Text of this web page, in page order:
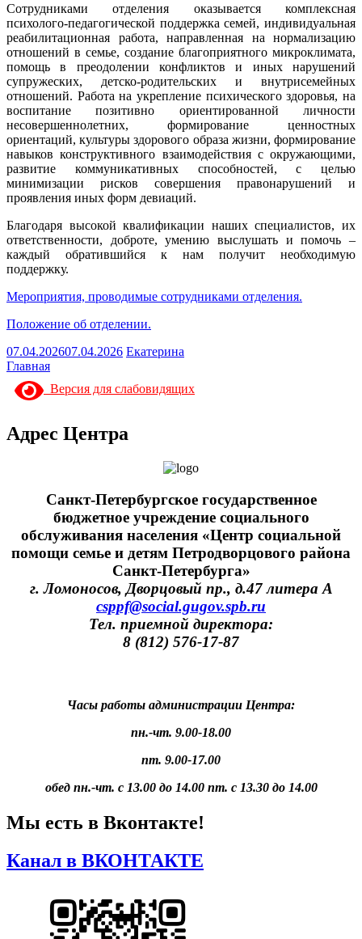
Сотрудниками отделения оказывается комплексная
психолого-педагогической поддержка семей, индивидуальная
реабилитационная работа, направленная на нормализацию
отношений в семье, создание благоприятного микроклимата,
помощь в преодолении конфликтов и иных нарушений
супружеских, детско-родительских и внутрисемейных
отношений. Работа на укрепление психического здоровья, на
воспитание позитивно ориентированной личности
несовершеннолетних, формирование ценностных
ориентаций, культуры здорового образа жизни, формирование
навыков конструктивного взаимодействия с окружающими,
развитие коммуникативных способностей, с целью
минимизации рисков совершения правонарушений и
проявления иных форм девиаций.
Благодаря высокой квалификации наших специалистов, их
ответственности, доброте, умению выслушать и помочь –
каждый обратившийся к нам получит необходимую
поддержку.
Мероприятия, проводимые сотрудниками отделения.
Положение об отделении.
07.04.202607.04.2026 Екатерина
Главная
Версия для слабовидящих
Адрес Центра
Санкт-Петербургское государственное
бюджетное учреждение социального
обслуживания населения «Центр социальной
помощи семье и детям Петродворцового района
Санкт-Петербурга»
г. Ломоносов, Дворцовый пр., д.47 литера А
csppf@social.gugov.spb.ru
Тел. приемной директора:
8 (812) 576-17-87
Часы работы администрации Центра:
пн.-чт. 9.00-18.00
пт. 9.00-17.00
обед пн.-чт. с 13.00 до 14.00 пт. с 13.30 до 14.00
Мы есть в Вконтакте!
Канал в ВКОНТАКТЕ